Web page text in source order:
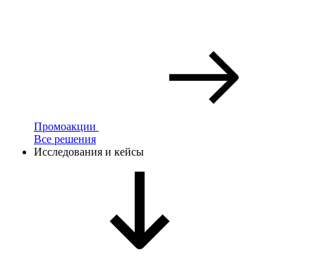
Промоакции
Все решения
Исследования и кейсы